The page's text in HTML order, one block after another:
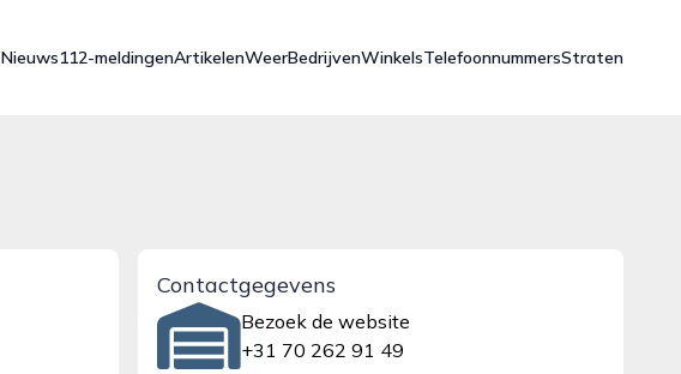
Nieuws112-meldingenArtikelenWeerBedrijvenWinkelsTelefoonnummersStraten
Contactgegevens
Bezoek de website
+31 70 262 91 49